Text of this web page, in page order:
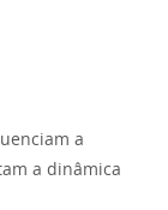
a
a dinâmica